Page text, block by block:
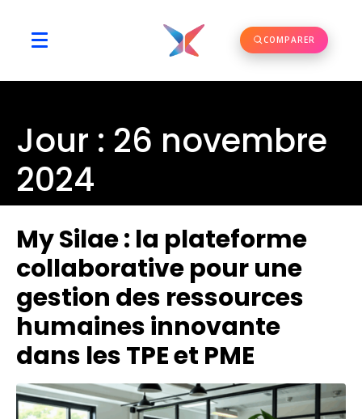
COMPARER
Jour : 26 novembre
2024
My Silae : la plateforme
collaborative pour une
gestion des ressources
humaines innovante
dans les TPE et PME